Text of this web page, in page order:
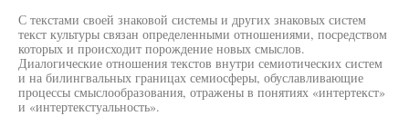
С текстами своей знаковой системы и других знаковых систем
текст культуры связан определенными отношениями, посредством
которых и происходит порождение новых смыслов.
Диалогические отношения текстов внутри семиотических систем
и на билингвальных границах семиосферы, обуславливающие
процессы смыслообразования, отражены в понятиях «интертекст»
и «интертекстуальность».